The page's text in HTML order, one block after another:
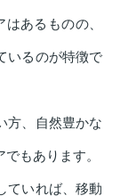
あるものの、
いるのが特徴で
方、自然豊かな
もあります。
ていれば、移動